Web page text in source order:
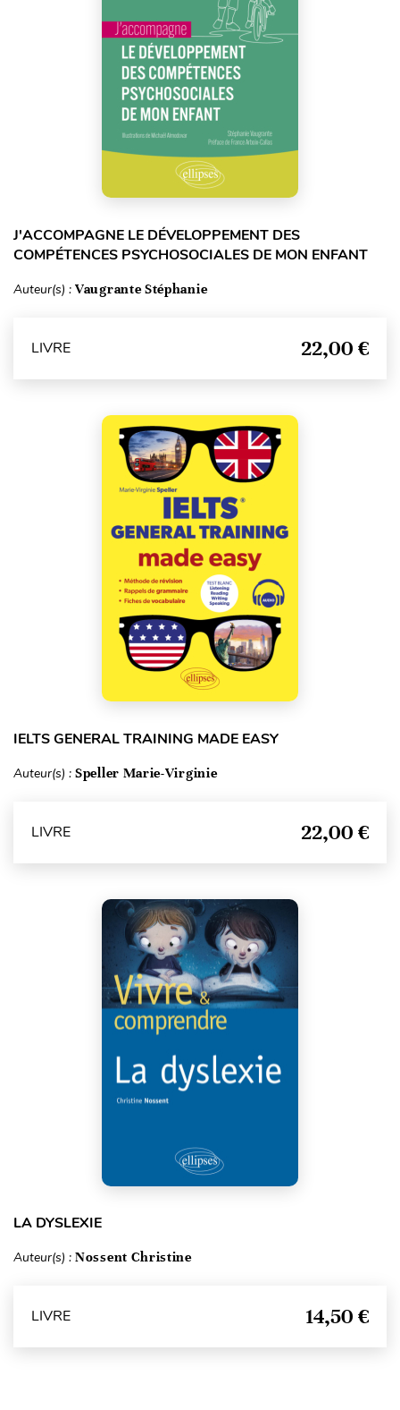
J'ACCOMPAGNE LE DÉVELOPPEMENT DES
COMPÉTENCES PSYCHOSOCIALES DE MON ENFANT
Auteur(s) : Vaugrante Stéphanie
LIVRE 22,00 €
IELTS GENERAL TRAINING MADE EASY
Auteur(s) : Speller Marie-Virginie
LIVRE 22,00 €
LA DYSLEXIE
Auteur(s) : Nossent Christine
LIVRE 14,50 €